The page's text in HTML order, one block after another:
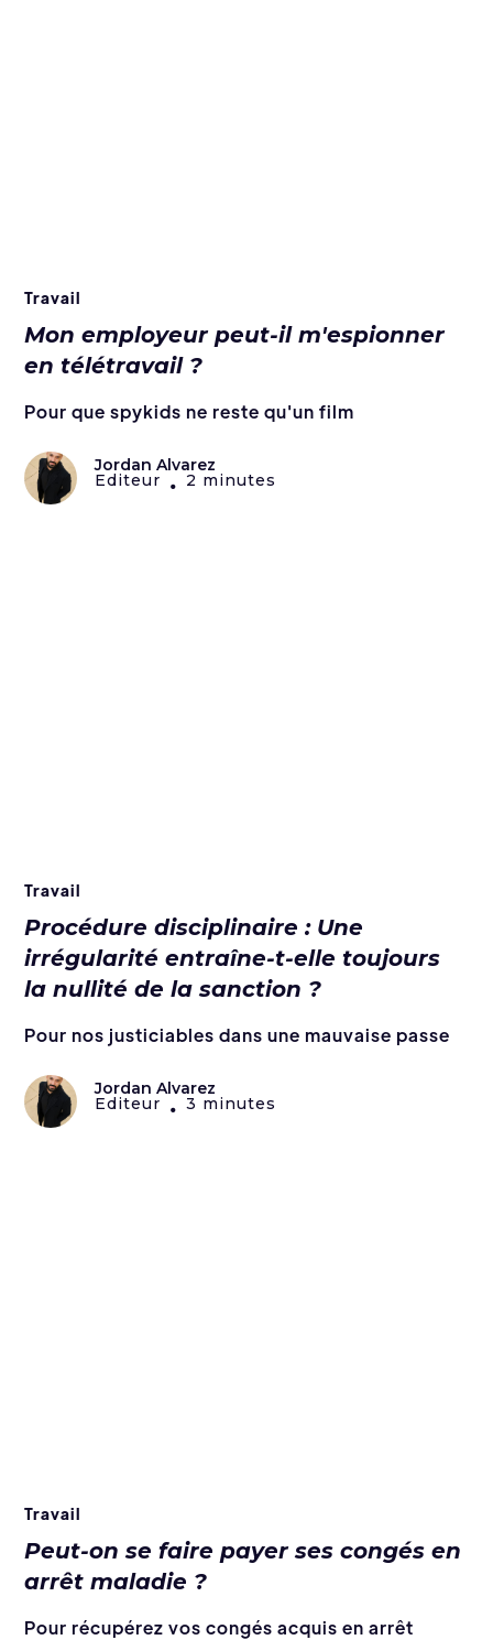
Travail
Mon employeur peut-il m'espionner
en télétravail ?
Pour que spykids ne reste qu'un film
Jordan Alvarez
Editeur • 2 minutes
Travail
Procédure disciplinaire : Une
irrégularité entraîne-t-elle toujours
la nullité de la sanction ?
Pour nos justiciables dans une mauvaise passe
Jordan Alvarez
Editeur • 3 minutes
Travail
Peut-on se faire payer ses congés en
arrêt maladie ?
Pour récupérez vos congés acquis en arrêt